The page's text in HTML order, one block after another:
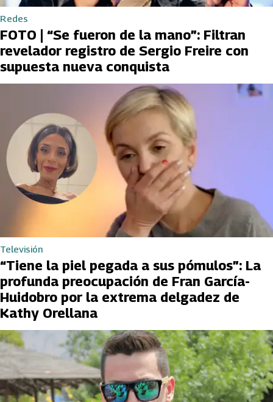
Redes
FOTO | “Se fueron de la mano”: Filtran
revelador registro de Sergio Freire con
supuesta nueva conquista
Televisión
“Tiene la piel pegada a sus pómulos”: La
profunda preocupación de Fran García-
Huidobro por la extrema delgadez de
Kathy Orellana